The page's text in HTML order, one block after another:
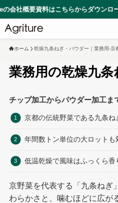
らからダウンロードできます
ホーム 乾燥九条ねぎ・パウダー｜業務用-
業務用の乾燥九条
チップ加工からパウダー加工ま
京都の伝統野菜である九条ね
年間数トン単位の大ロットも
低温乾燥で風味はふっくら香
京野菜を代表する「九条ねぎ
わらかさと、噛むほどに広が